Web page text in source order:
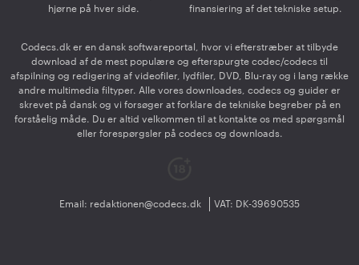
hjørne på hver side.
finansiering af det tekniske setup.
Codecs.dk er en dansk softwareportal, hvor vi efterstræber at tilbyde
download af de mest populære og efterspurgte codec/codecs til
afspilning og redigering af videofiler, lydfiler, DVD, Blu-ray og i lang række
andre multimedia filtyper. Alle vores downloades, codecs og guider er
skrevet på dansk og vi forsøger at forklare de tekniske begreber på en
forståelig måde. Du er altid velkommen til at kontakte os med spørgsmål
eller forespørgsler på codecs og downloads.
Email: redaktionen@codecs.dk VAT: DK-39690535